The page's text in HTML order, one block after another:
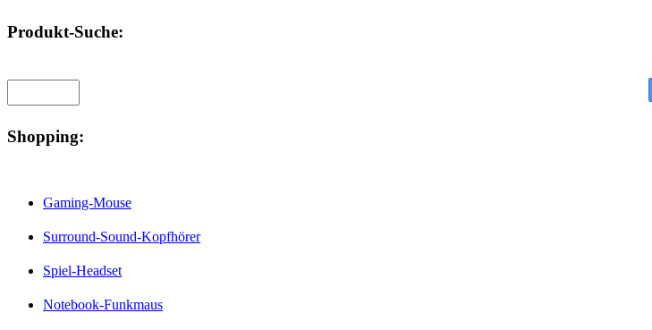
Produkt-Suche:
Shopping:
Gaming-Mouse
Surround-Sound-Kopfhörer
Spiel-Headset
Notebook-Funkmaus